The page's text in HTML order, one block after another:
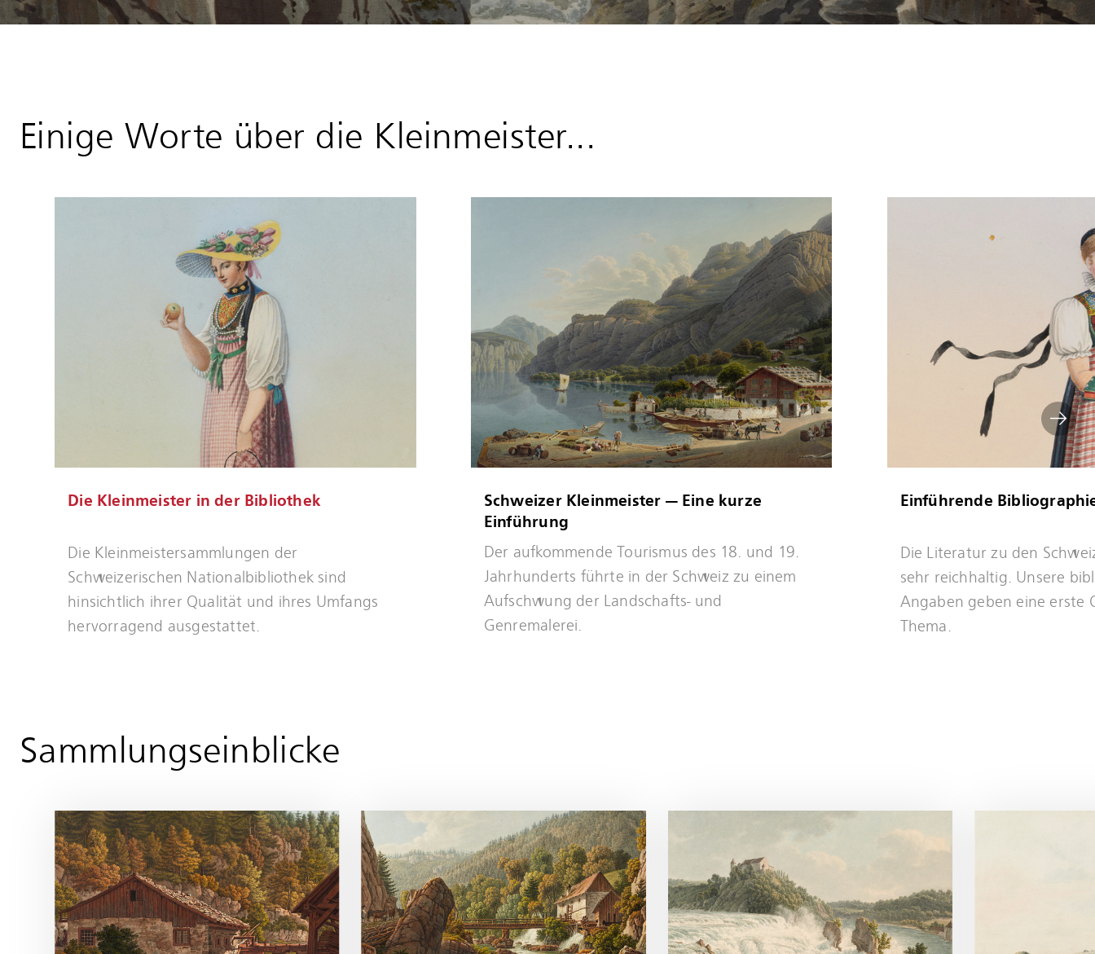
Einige Worte über die Kleinmeister...
Die Kleinmeister in der Bibliothek
Mehr
Die Kleinmeistersammlungen der
Schweizerischen Nationalbibliothek sind
hinsichtlich ihrer Qualität und ihres Umfangs
hervorragend ausgestattet.
Schweizer Kleinmeister — Eine kurze
Einführung
Mehr
Der aufkommende Tourismus des 18. und 19.
Jahrhunderts führte in der Schweiz zu einem
Aufschwung der Landschafts- und
Genremalerei.
Einführende
Mehr
Die Literatur zu den
sehr reichhaltig. Unsere
Angaben geben eine erste
Thema.
Sammlungseinblicke